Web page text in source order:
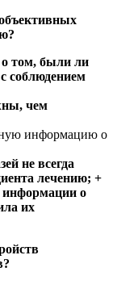
о том, были ли
соблюдением
чем
информацию о
не всегда
лечению; +
информации о
их